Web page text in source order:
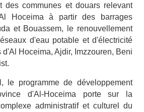
des communes et douars relevant
Hoceima à partir des barrages
et Bouassem, le renouvellement
d'eau potable et d'électricité
Hoceima, Ajdir, Imzzouren, Beni
le programme de développement
d'Al-Hoceima porte sur la
administratif et culturel du